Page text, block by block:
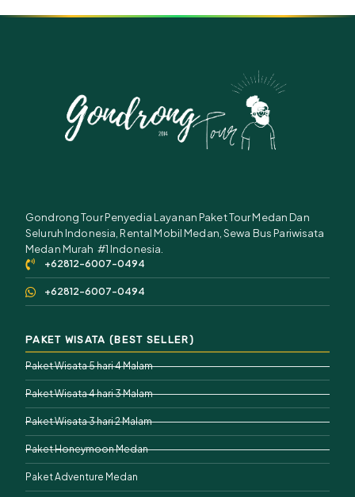
Gondrong Tour Penyedia Layanan Paket Tour Medan Dan
Seluruh Indonesia, Rental Mobil Medan, Sewa Bus Pariwisata
Medan Murah #1 Indonesia.
+62812-6007-0494
+62812-6007-0494
PAKET WISATA (BEST SELLER)
Paket Wisata 5 hari 4 Malam
Paket Wisata 4 hari 3 Malam
Paket Wisata 3 hari 2 Malam
Paket Honeymoon Medan
Paket Adventure Medan